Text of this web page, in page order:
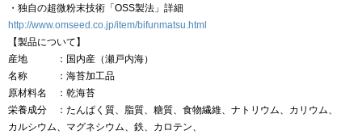
・独自の超微粉末技術「OSS製法」詳細
http://www.omseed.co.jp/item/bifunmatsu.html
【製品について】
産地 ：国内産（瀬戸内海）
名称 ：海苔加工品
原材料名 ：乾海苔
栄養成分 ：たんぱく質、脂質、糖質、食物繊維、ナトリウム、カリウム、
カルシウム、マグネシウム、鉄、カロテン、